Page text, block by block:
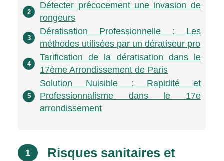
2
Détecter précocement une invasion de
rongeurs
3
Dératisation Professionnelle : Les
méthodes utilisées par un dératiseur pro
4
Tarification de la dératisation dans le
17ème Arrondissement de Paris
5
Solution Nuisible : Rapidité et
Professionnalisme dans le 17e
arrondissement
1
Risques sanitaires et